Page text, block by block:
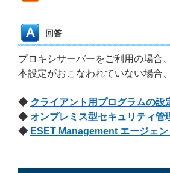
回答
プロキシサーバーをご利用の場合
本設定がおこなわれていない場合
◆ クライアント用プログラムの設
◆ オンプレミス型セキュリティ管
◆ ESET Management エージェン